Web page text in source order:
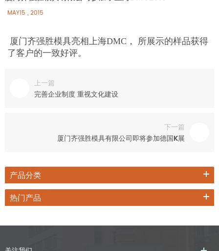
MAY15 , 2015
厦门齐强胜模具亮相上海DMC， 所展示的样品获得
了客户的一致好评。
上一篇
完善企业制度 重视文化建设
下一篇
厦门齐强胜模具有限公司即将参加德国K展
产品分类
热门产品